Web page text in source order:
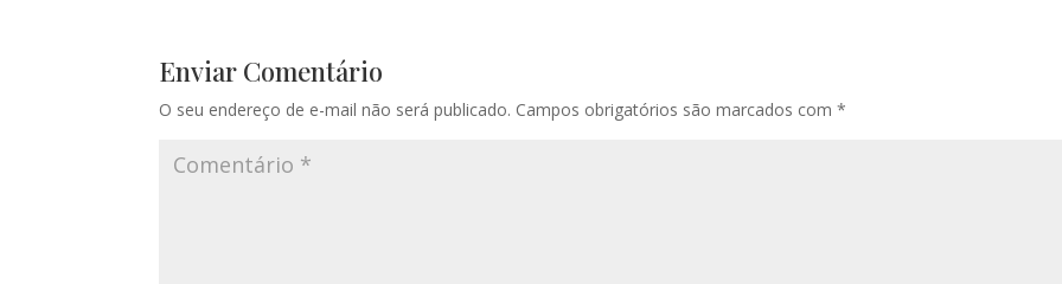
Enviar Comentário
O seu endereço de e-mail não será publicado. Campos obrigatórios são marcados com*